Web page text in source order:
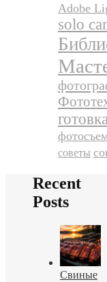
Adobe
solo
советы
Recent
Posts
Свиные